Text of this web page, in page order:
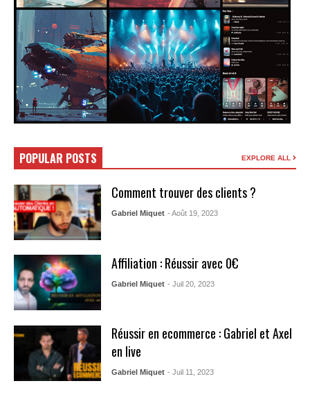
POPULAR POSTS EXPLORE ALL
Comment trouver des clients ?
Gabriel Miquet - Août 19, 2023
Affiliation : Réussir avec 0€
Gabriel Miquet - Juil 20, 2023
Réussir en ecommerce : Gabriel et Axel
en live
Gabriel Miquet - Juil 11, 2023